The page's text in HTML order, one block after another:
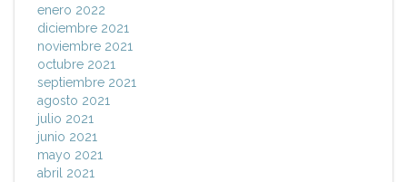
enero 2022
diciembre 2021
noviembre 2021
octubre 2021
septiembre 2021
agosto 2021
julio 2021
junio 2021
mayo 2021
abril 2021